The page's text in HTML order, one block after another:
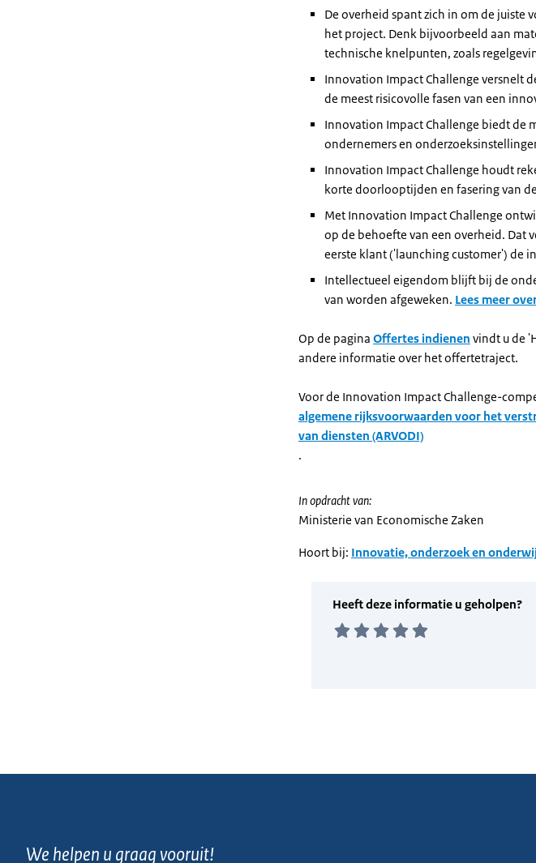
De overheid spant zich in om de juiste
het project. Denk bijvoorbeeld aan
technische knelpunten, zoals
Innovation Impact Challenge versnelt
de meest risicovolle fasen van een
Innovation Impact Challenge biedt de
ondernemers en
Innovation Impact Challenge houdt
korte doorlooptijden en fasering van
Met Innovation Impact Challenge
op de behoefte van een overheid. Dat
eerste klant ('launching customer') de
Intellectueel eigendom blijft bij de
van worden afgeweken. Lees meer
Op de pagina Offertes indienen vindt u de
andere informatie over het offertetraject.
Voor de Innovation Impact Challenge-
algemene rijksvoorwaarden voor het
van diensten (ARVODI)
.
In opdracht van:
Ministerie van Economische Zaken
Hoort bij: Innovatie, onderzoek en
We helpen u graag vooruit!